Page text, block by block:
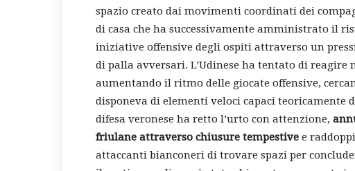
spazio creato dai movimenti coordinati dei
di casa che ha successivamente amministrato il
iniziative offensive degli ospiti attraverso un
di palla avversari. L’Udinese ha tentato di
aumentando il ritmo delle giocate offensive,
disponeva di elementi veloci capaci
difesa veronese ha retto l’urto con attenzione,
friulane attraverso chiusure tempestive e
attaccanti bianconeri di trovare spazi per